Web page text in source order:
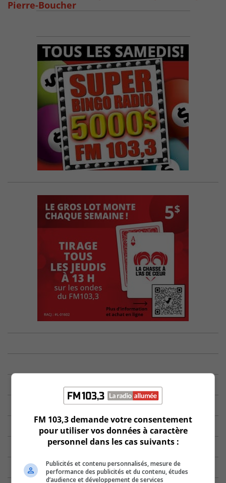
Pierre-Boucher
FM 103,3 demande votre consentement
pour utiliser vos données à caractère
personnel dans les cas suivants :
Publicités et contenu personnalisés, mesure de
performance des publicités et du contenu, études
d’audience et développement de services